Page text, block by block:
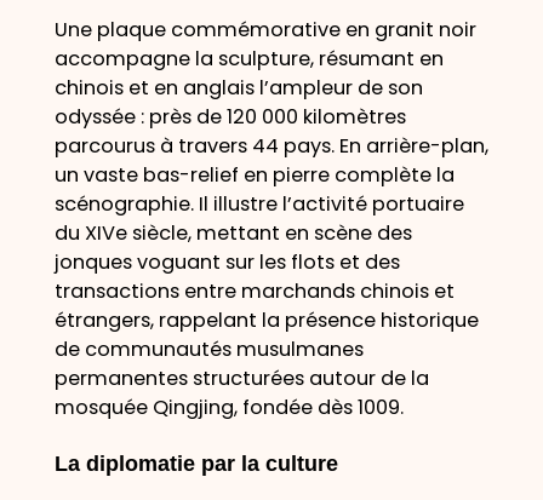
Une plaque commémorative en granit noir
accompagne la sculpture, résumant en
chinois et en anglais l’ampleur de son
odyssée : près de 120 000 kilomètres
parcourus à travers 44 pays. En arrière-plan,
un vaste bas-relief en pierre complète la
scénographie. Il illustre l’activité portuaire
du XIVe siècle, mettant en scène des
jonques voguant sur les flots et des
transactions entre marchands chinois et
étrangers, rappelant la présence historique
de communautés musulmanes
permanentes structurées autour de la
mosquée Qingjing, fondée dès 1009.
La diplomatie par la culture